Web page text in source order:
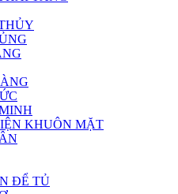
KHUÔN MẶT
ĐỂ TỦ